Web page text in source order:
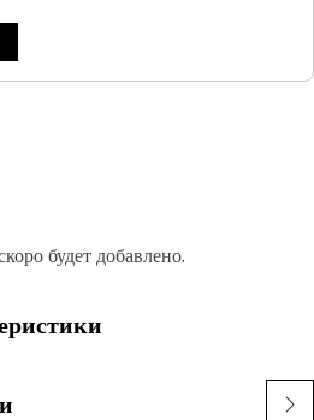
будет добавлено.